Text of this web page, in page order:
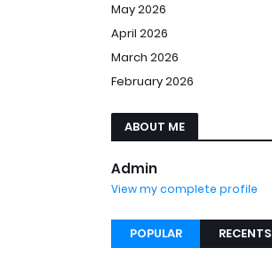
May 2026
April 2026
March 2026
February 2026
ABOUT ME
Admin
View my complete profile
POPULAR RECENTS